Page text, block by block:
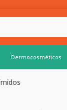
Dermocosméticos